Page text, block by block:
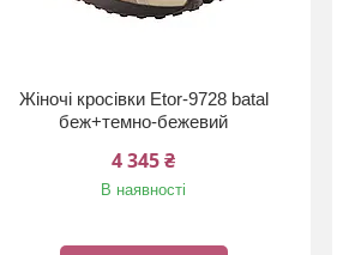
Жіночі кросівки Etor-9728 batal
беж+темно-бежевий
4 345 ₴
В наявності